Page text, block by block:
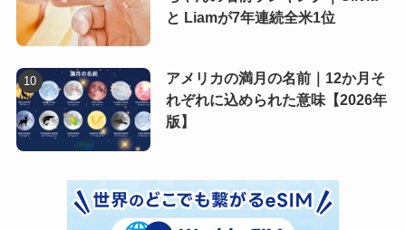
と Liamが7年連続全米1位
アメリカの満月の名前｜12か月そ
れぞれに込められた意味【2026年
版】